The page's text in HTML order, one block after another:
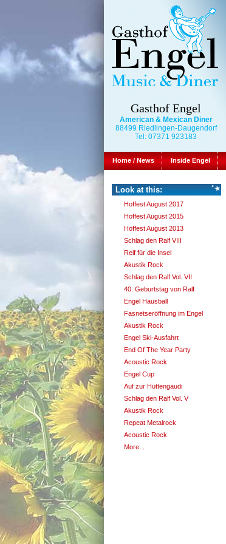
Gasthof Engel
American & Mexican Diner
88499 Riedlingen-Daugendorf
Tel: 07371 923183
Home / News Inside Engel
Look at this:
Hoffest August 2017
Hoffest August 2015
Hoffest August 2013
Schlag den Ralf VIII
Reif für die Insel
Akustik Rock
Schlag den Ralf Vol. VII
40. Geburtstag von Ralf
Engel Hausball
Fasnetseröffnung im Engel
Akustik Rock
Engel Ski-Ausfahrt
End Of The Year Party
Acoustic Rock
Engel Cup
Auf zur Hüttengaudi
Schlag den Ralf Vol. V
Akustik Rock
Repeat Metalrock
Acoustic Rock
More...